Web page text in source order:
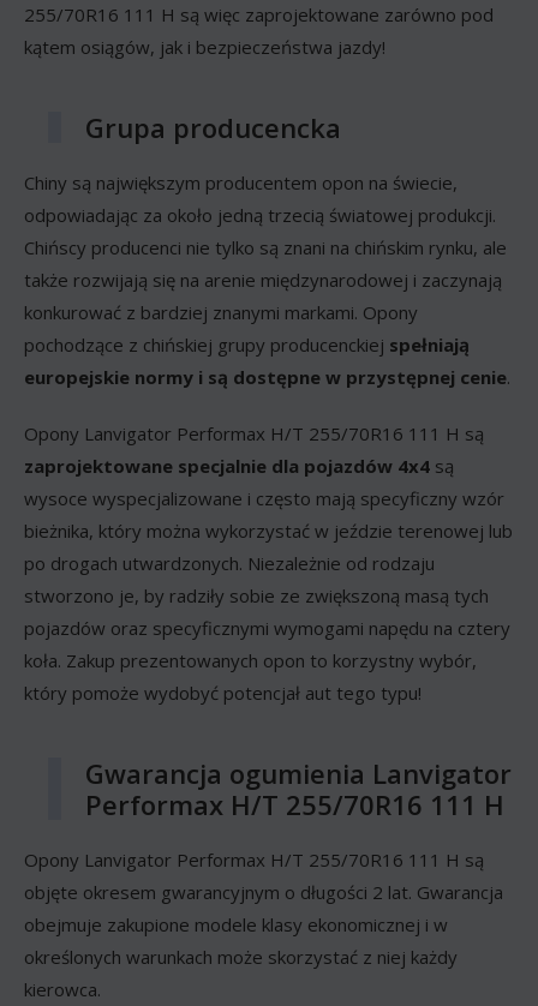
255/70R16 111 H są więc zaprojektowane zarówno pod
kątem osiągów, jak i bezpieczeństwa jazdy!
Grupa producencka
Chiny są największym producentem opon na świecie,
odpowiadając za około jedną trzecią światowej produkcji.
Chińscy producenci nie tylko są znani na chińskim rynku, ale
także rozwijają się na arenie międzynarodowej i zaczynają
konkurować z bardziej znanymi markami. Opony
pochodzące z chińskiej grupy producenckiej spełniają
europejskie normy i są dostępne w przystępnej cenie.
Opony Lanvigator Performax H/T 255/70R16 111 H są
zaprojektowane specjalnie dla pojazdów 4x4 są
wysoce wyspecjalizowane i często mają specyficzny wzór
bieżnika, który można wykorzystać w jeździe terenowej lub
po drogach utwardzonych. Niezależnie od rodzaju
stworzono je, by radziły sobie ze zwiększoną masą tych
pojazdów oraz specyficznymi wymogami napędu na cztery
koła. Zakup prezentowanych opon to korzystny wybór,
który pomoże wydobyć potencjał aut tego typu!
Gwarancja ogumienia Lanvigator
Performax H/T 255/70R16 111 H
Opony Lanvigator Performax H/T 255/70R16 111 H są
objęte okresem gwarancyjnym o długości 2 lat. Gwarancja
obejmuje zakupione modele klasy ekonomicznej i w
określonych warunkach może skorzystać z niej każdy
kierowca.